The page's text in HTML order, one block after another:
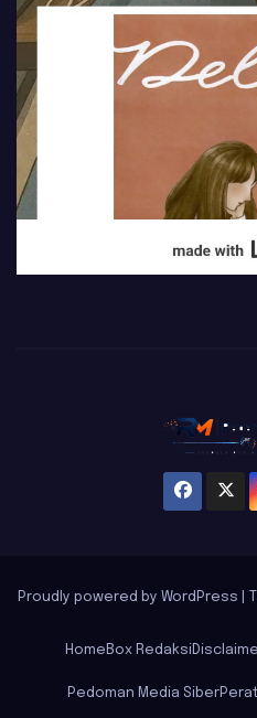
Proudly powered by WordPress
Home Box Redaksi
Pedoman Media Siber